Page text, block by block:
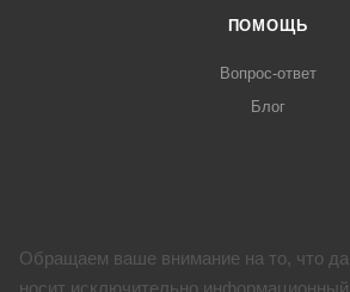
ПОМОЩЬ
Вопрос-ответ
Блог
Обращаем ваше внимание на то, что
носит исключительно информационный